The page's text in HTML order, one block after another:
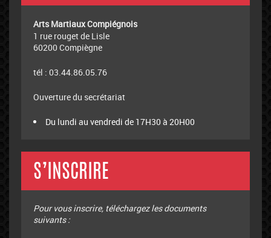
Arts Martiaux Compiégnois
1 rue rouget de Lisle
60200 Compiègne
tél : 03.44.86.05.76
Ouverture du secrétariat
Du lundi au vendredi de 17H30 à 20H00
S’INSCRIRE
Pour vous inscrire, téléchargez les documents
suivants :